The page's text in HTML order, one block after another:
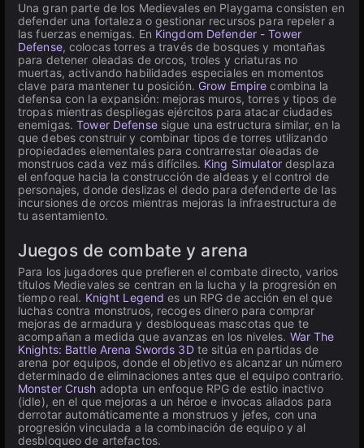
Una gran parte de los Medievales en Playgama consisten en
defender una fortaleza o gestionar recursos para repeler a
las fuerzas enemigas. En Kingdom Defender - Tower
Defense, colocas torres a través de bosques y montañas
para detener oleadas de orcos, troles y criaturas no
muertas, activando habilidades especiales en momentos
clave para mantener tu posición. Grow Empire combina la
defensa con la expansión: mejoras muros, torres y tipos de
tropas mientras despliegas ejércitos para atacar ciudades
enemigas.Tower Defensesigue una estructura similar, en la
que debes construir y combinar tipos de torres utilizando
propiedades elementales para contrarrestar oleadas de
monstruos cada vez más difíciles. King Simulatordesplaza
el enfoque hacia la construcción de aldeas y el control de
personajes, donde deslizas el dedo para defenderte de las
incursiones de orcos mientras mejoras la infraestructura de
tu asentamiento.
Juegos de combate y arena
Para los jugadores que prefieren el combate directo, varios
títulos Medievales se centran en la lucha y la progresión en
tiempo real. Knight Legend es un RPG de acción en el que
luchas contra monstruos, recoges dinero para comprar
mejoras de armadura y desbloqueas mascotas que te
acompañan a medida que avanzas en los niveles. War The
Knights: Battle Arena Swords 3Dte sitúa en partidas de
arena por equipos, donde el objetivo es alcanzar un número
determinado de eliminaciones antes que el equipo contrario.
Monster Crush adopta un enfoque RPG de estilo inactivo
(idle), en el que mejoras a un héroe e invocas aliados para
derrotar automáticamente a monstruos y jefes, con una
progresión vinculada a la combinación de equipo y al
desbloqueo de artefactos.